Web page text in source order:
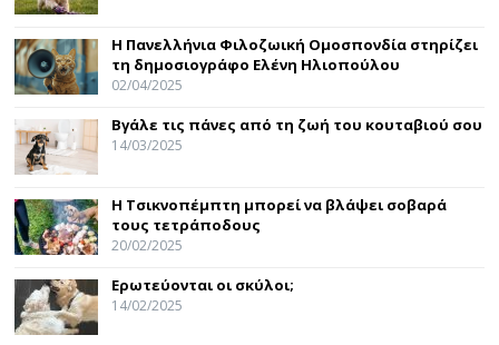
Η Πανελλήνια Φιλοζωική Ομοσπονδία στηρίζει
τη δημοσιογράφο Ελένη Ηλιοπούλου
02/04/2025
Βγάλε τις πάνες από τη ζωή του κουταβιού σου
14/03/2025
Η Τσικνοπέμπτη μπορεί να βλάψει σοβαρά
τους τετράποδους
20/02/2025
Ερωτεύονται οι σκύλοι;
14/02/2025